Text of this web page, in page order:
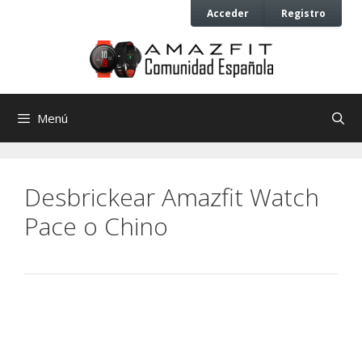
Acceder Registro
Menú
Desbrickear Amazfit Watch
Pace o Chino